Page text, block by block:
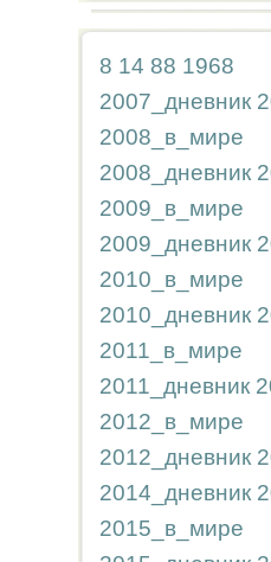
8 14 88 1968
2007_дневник
2008_в_мире
2008_дневник
2009_в_мире
2009_дневник
2010_в_мире
2010_дневник
2011_в_мире
2011_дневник
2012_в_мире
2012_дневник
2014_дневник
2015_в_мире